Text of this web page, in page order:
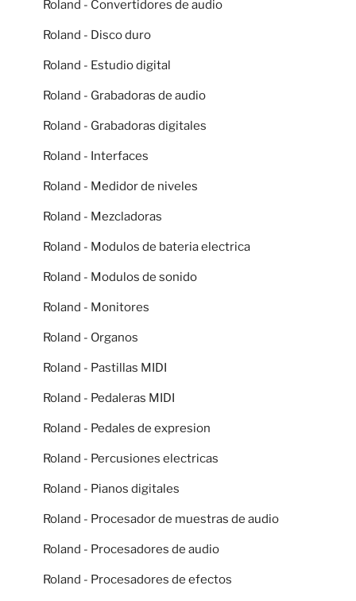
Roland - Convertidores de audio
Roland - Disco duro
Roland - Estudio digital
Roland - Grabadoras de audio
Roland - Grabadoras digitales
Roland - Interfaces
Roland - Medidor de niveles
Roland - Mezcladoras
Roland - Modulos de bateria electrica
Roland - Modulos de sonido
Roland - Monitores
Roland - Organos
Roland - Pastillas MIDI
Roland - Pedaleras MIDI
Roland - Pedales de expresion
Roland - Percusiones electricas
Roland - Pianos digitales
Roland - Procesador de muestras de audio
Roland - Procesadores de audio
Roland - Procesadores de efectos